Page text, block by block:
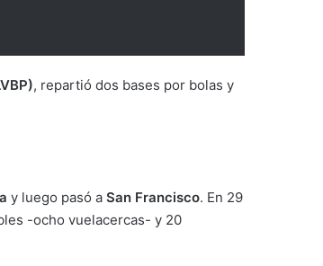
, repartió dos bases por bolas y
y luego pasó a San Francisco. En 29
-ocho vuelacercas- y 20